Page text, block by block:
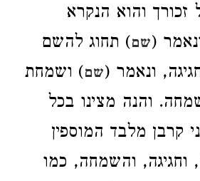
והוא הנקרא
(שם) תחוג להשם
ונאמר (שם) ושמחת
והנה מצינו בכל
קרבן מלבד המוספין
וחגיגה, והשמחה, כמו